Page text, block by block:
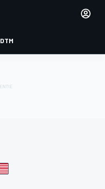
DTM